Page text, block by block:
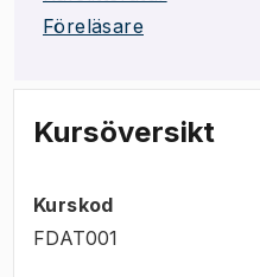
Föreläsare
Kursöversikt
Kurskod
FDAT001